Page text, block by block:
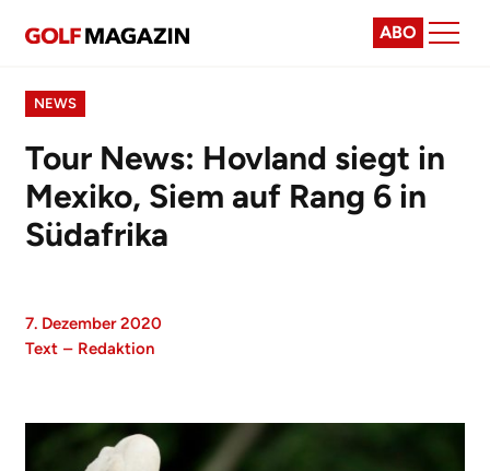
ABO
NEWS
Tour News: Hovland siegt in
Mexiko, Siem auf Rang 6 in
Südafrika
7. Dezember 2020
Text – Redaktion